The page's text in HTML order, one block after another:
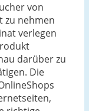
von
zu nehmen
verlegen
darüber zu
Die